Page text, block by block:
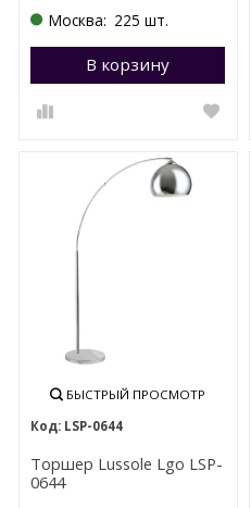
Москва: 225 шт.
В корзину
БЫСТРЫЙ ПРОСМОТР
LSP-0644
Торшер Lussole Lgo LSP-
0644